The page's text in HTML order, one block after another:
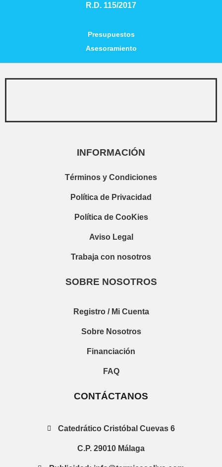
R.D. 115/2017
Presupuestos
Asesoramiento
INFORMACIÓN
Términos y Condiciones
Política de Privacidad
Política de CooKies
Aviso Legal
Trabaja con nosotros
SOBRE NOSOTROS
Registro / Mi Cuenta
Sobre Nosotros
Financiación
FAQ
CONTÁCTANOS
Catedrático Cristóbal Cuevas 6
C.P. 29010 Málaga